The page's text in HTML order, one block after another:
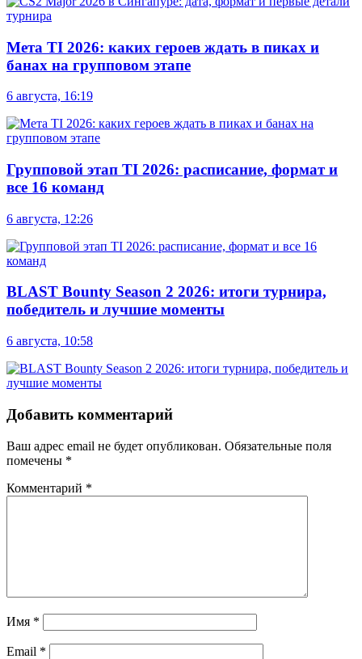
Мета TI 2026: каких героев ждать в пиках и
банах на групповом этапе
6 августа, 16:19
Групповой этап TI 2026: расписание, формат и
все 16 команд
6 августа, 12:26
BLAST Bounty Season 2 2026: итоги турнира,
победитель и лучшие моменты
6 августа, 10:58
Добавить комментарий
Ваш адрес email не будет опубликован. Обязательные поля
помечены *
Комментарий *
Имя *
Email *